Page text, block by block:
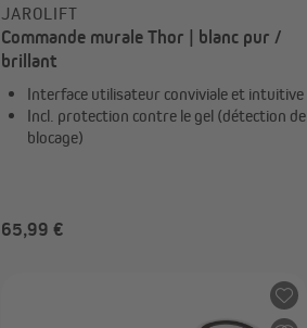
JAROLIFT
Commande murale Thor | blanc pur /
brillant
Interface utilisateur conviviale et intuitive
Incl. protection contre le gel (détection de
blocage)
65,99 €